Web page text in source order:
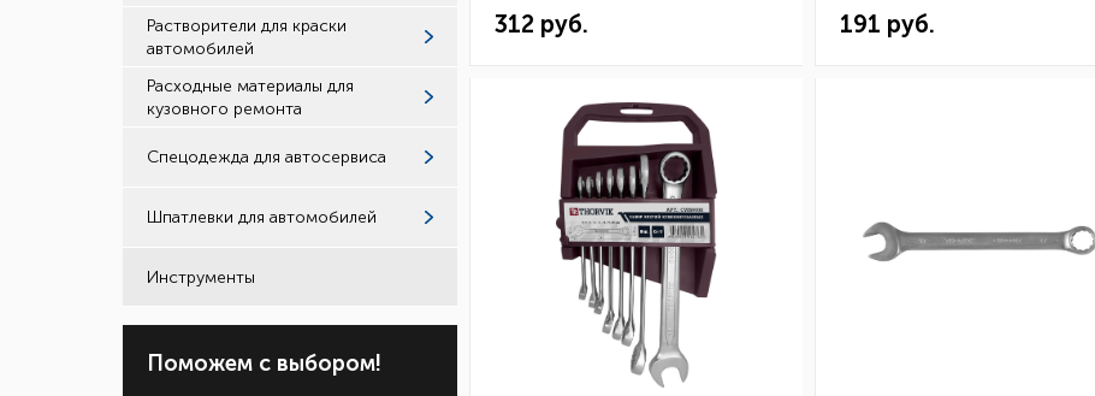
Растворители для краски
автомобилей
Расходные материалы для
кузовного ремонта
Спецодежда для автосервиса
Шпатлевки для автомобилей
Инструменты
Поможем с выбором!
312 руб. 191 руб.